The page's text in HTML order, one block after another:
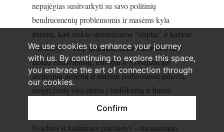
We use cookies to enhance your journey
with us. By continuing to explore this space,
you embrace the art of connection through
our cookies.
Confirm
nepajėgias susitvarkyti su savo politinių
bendruomenių problemomis ir masėms kyla
įtarimų, kad viskas sprendžiama “slaptai” ir kažkur
“užsienyje”. Taip atsiranda didelis atotrūkis tarp
labiau išsilavinusių, Europai ir globalizacijai
atviresnių asmenų ir mažiau išsilavinusių piliečių,
atsigręžusių visų pirma į tautiškumą ir įtariai
vertinančių viską, kas “svetima”.
Svarbios ir kultūrinės priežastys – mesianizmo